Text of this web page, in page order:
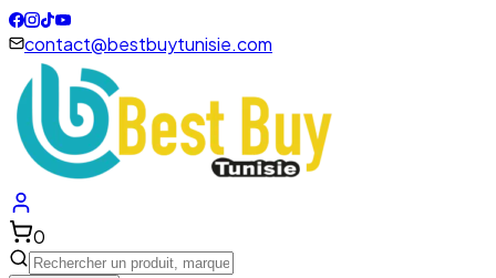
contact@bestbuytunisie.com
0